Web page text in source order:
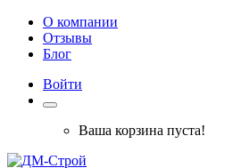
О компании
Отзывы
Блог
Войти
Ваша корзина пуста!